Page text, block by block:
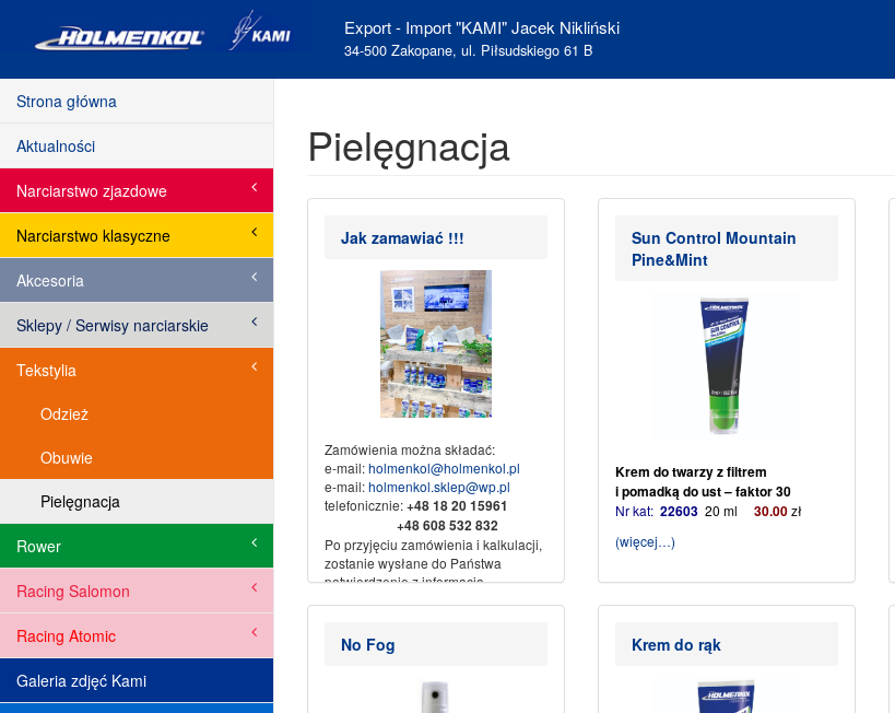
Export - Import "KAMI" Jacek Nikliński
34-500 Zakopane, ul. Piłsudskiego 61 B
Strona główna
Aktualności
Narciarstwo zjazdowe
Narciarstwo klasyczne
Akcesoria
Sklepy / Serwisy narciarskie
Tekstylia
Odzież
Obuwie
Pielęgnacja
Rower
Racing Salomon
Racing Atomic
Galeria zdjęć Kami
Pielęgnacja
Jak zamawiać !!!
Zamówienia można składać:
e-mail:holmenkol@holmenkol.pl
e-mail:holmenkol.sklep@wp.pl
telefonicznie:+4818 20 15961
+48 608 532 832
Po przyjęciu zamówienia i kalkulacji,
zostanie wysłane do Państwa
potwierdzenie z informacją.
Sprzedaż wysyłkowa za
bankowe.
Dane do przelewu:
Nikliński Jacek Export Import
Sun Control Mountain
Pine&Mint
Krem do twarzy z filtrem
i pomadką do ust – faktor 30
Nr kat: 22603 20 ml 30.00zł
(więcej…)
No Fog Krem do rąk